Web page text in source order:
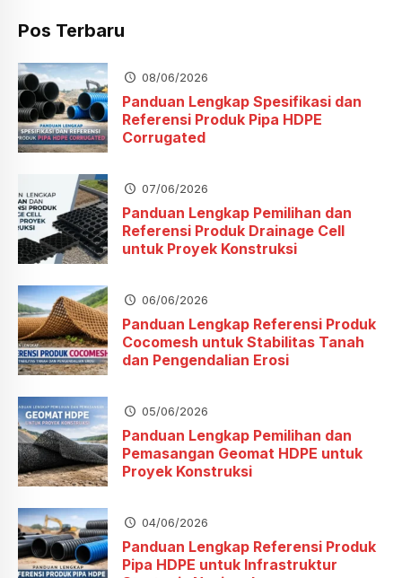
Pos Terbaru
08/06/2026
Panduan Lengkap Spesifikasi dan
Referensi Produk Pipa HDPE
Corrugated
07/06/2026
Panduan Lengkap Pemilihan dan
Referensi Produk Drainage Cell
untuk Proyek Konstruksi
06/06/2026
Panduan Lengkap Referensi Produk
Cocomesh untuk Stabilitas Tanah
dan Pengendalian Erosi
05/06/2026
Panduan Lengkap Pemilihan dan
Pemasangan Geomat HDPE untuk
Proyek Konstruksi
04/06/2026
Panduan Lengkap Referensi Produk
Pipa HDPE untuk Infrastruktur